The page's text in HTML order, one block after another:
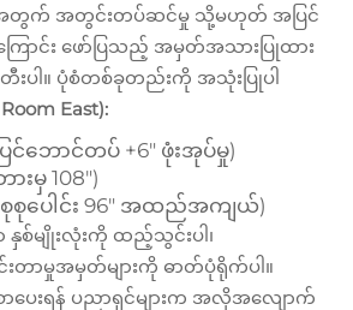
စီအတွက် အတွင်းတပ်ဆင်မှု သို့မဟုတ် အပြင်
ာင်း ဖော်ပြသည့် အမှတ်အသားပြုထား
းပါ။ ပုံစံတစ်ခုတည်းကို အသုံးပြုပါ
East):
င်ဘောင်တပ် +6" ဖုံးအုပ်မှု)
းမှ 108")
စုပေါင်း 96" အထည်အကျယ်)
စ်မျိုးလုံးကို ထည့်သွင်းပါ၊
တာမှုအမှတ်များကို ဓာတ်ပုံရိုက်ပါ။
ာပေးရန် ပညာရှင်များက အလိုအလျောက်